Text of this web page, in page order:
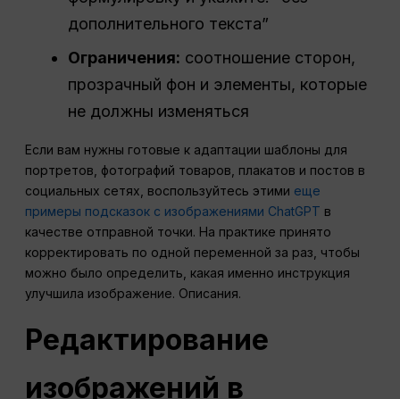
дополнительного текста”
Ограничения: соотношение сторон,
прозрачный фон и элементы, которые
не должны изменяться
Если вам нужны готовые к адаптации шаблоны для
портретов, фотографий товаров, плакатов и постов в
социальных сетях, воспользуйтесь этими еще
примеры подсказок с изображениями ChatGPT в
качестве отправной точки. На практике принято
корректировать по одной переменной за раз, чтобы
можно было определить, какая именно инструкция
улучшила изображение. Описания.
Редактирование
изображений в